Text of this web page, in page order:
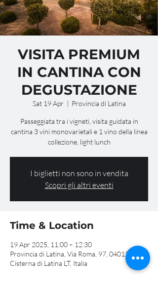
VISITA PREMIUM
IN CANTINA CON
DEGUSTAZIONE
Sat 19 Apr
  |
Provincia di Latina
Passeggiata tra i vigneti, visita guidata in
cantina 3 vini monovarietali e 1 vino della linea
collezione, light lunch
I biglietti non sono in vendita
Scopri gli altri eventi
Time & Location
19 Apr 2025, 11:00 – 12:30
Provincia di Latina, Via Roma, 97, 04012
Cisterna di Latina LT, Italia